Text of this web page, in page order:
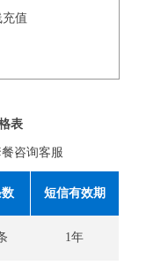
值
表
咨询客服
短信有效期
1年